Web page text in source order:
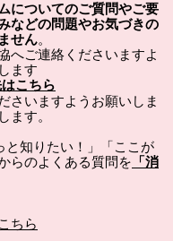
についてのご質問やご要
などの問題やお気づきの
せん。
へご連絡くださいますよ
ます
こちら
さいますようお願いしま
ます。
と知りたい！」「ここが
らのよくある質問を 「消
こちら